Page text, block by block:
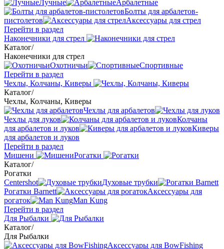
Лучные
Арбалетные
Болты для арбалетов-
пистолетов
Аксессуары для стрел
Перейти в раздел
Наконечники для стрел
Каталог/
Наконечники для стрел
Охотничьи
Спортивные
Перейти в раздел
Чехлы, Колчаны, Киверы
Каталог/
Чехлы, Колчаны, Киверы
Чехлы для арбалетов
Чехлы для луков
Колчаны
для арбалетов и луков
Киверы
для арбалетов и луков
Перейти в раздел
Мишени
Рогатки
Каталог/
Рогатки
Centershot
Духовые трубки
Рогатки Barnett
Аксессуары для
рогаток
Man Kung
Перейти в раздел
Для Рыбалки
Каталог/
Для Рыбалки
Аксессуары для BowFishing